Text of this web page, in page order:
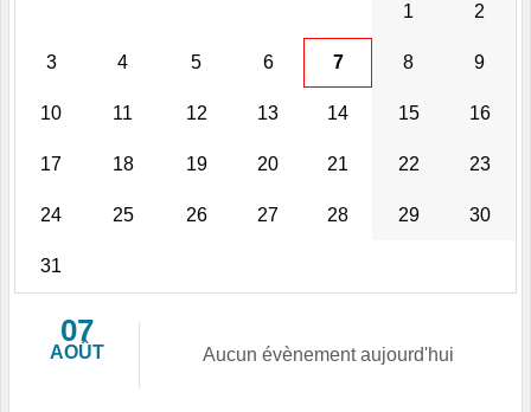
1 2
3 4 5 6 7 8 9
10 11 12 13 14 15 16
17 18 19 20 21 22 23
24 25 26 27 28 29 30
31
07
AOÛT Aucun évènement aujourd'hui